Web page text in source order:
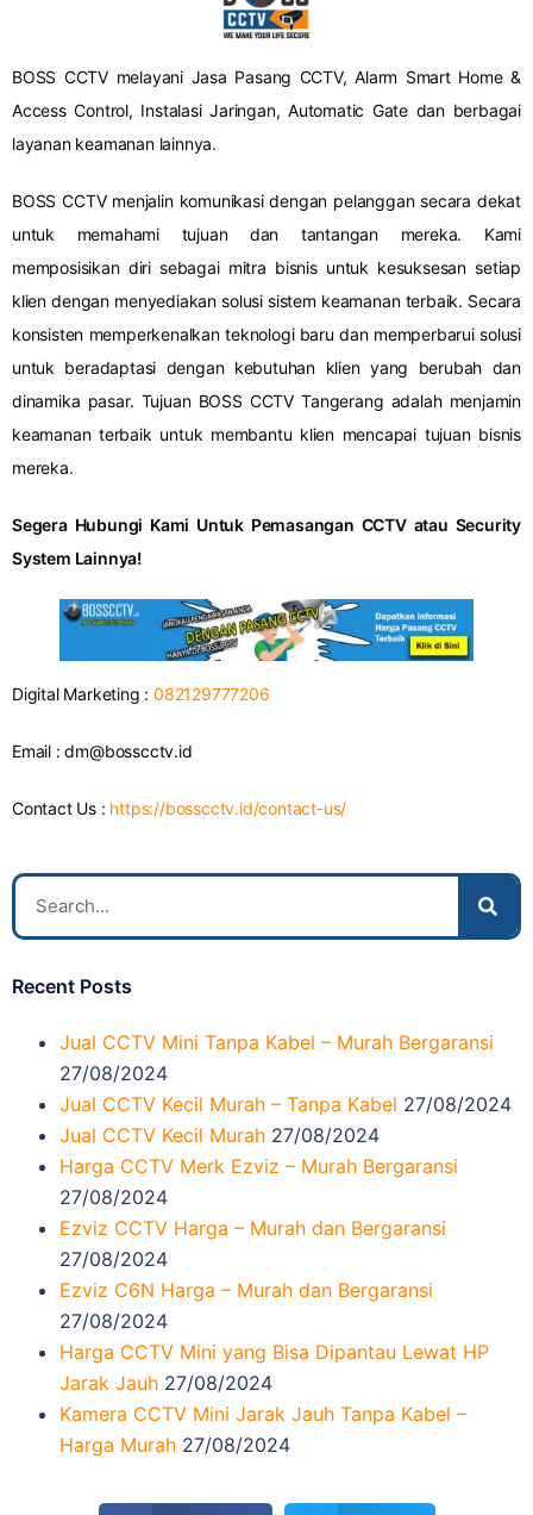
BOSS CCTV melayani Jasa Pasang CCTV, Alarm Smart Home &
Access Control, Instalasi Jaringan, Automatic Gate dan berbagai
layanan keamanan lainnya.
BOSS CCTV menjalin komunikasi dengan pelanggan secara dekat
untuk memahami tujuan dan tantangan mereka. Kami
memposisikan diri sebagai mitra bisnis untuk kesuksesan setiap
klien dengan menyediakan solusi sistem keamanan terbaik. Secara
konsisten memperkenalkan teknologi baru dan memperbarui solusi
untuk beradaptasi dengan kebutuhan klien yang berubah dan
dinamika pasar. Tujuan BOSS CCTV Tangerang adalah menjamin
keamanan terbaik untuk membantu klien mencapai tujuan bisnis
mereka.
Segera Hubungi Kami Untuk Pemasangan CCTV atau Security
System Lainnya!
Digital Marketing :082129777206
Email :dm@bosscctv.id
Contact Us : https://bosscctv.id/contact-us/
Recent Posts
Jual CCTV Mini Tanpa Kabel – Murah Bergaransi
27/08/2024
Jual CCTV Kecil Murah – Tanpa Kabel 27/08/2024
Jual CCTV Kecil Murah 27/08/2024
Harga CCTV Merk Ezviz – Murah Bergaransi
27/08/2024
Ezviz CCTV Harga – Murah dan Bergaransi
27/08/2024
Ezviz C6N Harga – Murah dan Bergaransi
27/08/2024
Harga CCTV Mini yang Bisa Dipantau Lewat HP
Jarak Jauh 27/08/2024
Kamera CCTV Mini Jarak Jauh Tanpa Kabel –
Harga Murah 27/08/2024